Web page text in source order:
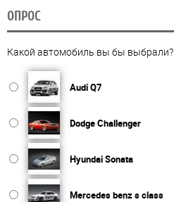
ОПРОС
Какой автомобиль вы бы выбрали?
Audi Q7
Dodge Challenger
Hyundai Sonata
Mercedes benz s class